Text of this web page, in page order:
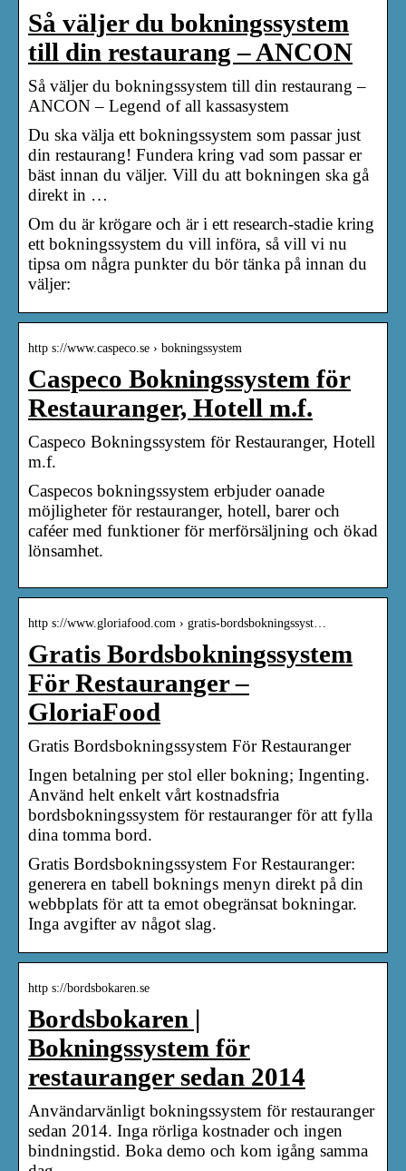
Så väljer du bokningssystem
till din restaurang – ANCON
Så väljer du bokningssystem till din restaurang –
ANCON – Legend of all kassasystem
Du ska välja ett bokningssystem som passar just
din restaurang! Fundera kring vad som passar er
bäst innan du väljer. Vill du att bokningen ska gå
direkt in …
Om du är krögare och är i ett research-stadie kring
ett bokningssystem du vill införa, så vill vi nu
tipsa om några punkter du bör tänka på innan du
väljer:
http s://www.caspeco.se › bokningssystem
Caspeco Bokningssystem för
Restauranger, Hotell m.f.
Caspeco Bokningssystem för Restauranger, Hotell
m.f.
Caspecos bokningssystem erbjuder oanade
möjligheter för restauranger, hotell, barer och
caféer med funktioner för merförsäljning och ökad
lönsamhet.
http s://www.gloriafood.com › gratis-bordsbokningssyst…
Gratis Bordsbokningssystem
För Restauranger –
GloriaFood
Gratis Bordsbokningssystem För Restauranger
Ingen betalning per stol eller bokning; Ingenting.
Använd helt enkelt vårt kostnadsfria
bordsbokningssystem för restauranger för att fylla
dina tomma bord.
Gratis Bordsbokningssystem For Restauranger:
generera en tabell boknings menyn direkt på din
webbplats för att ta emot obegränsat bokningar.
Inga avgifter av något slag.
http s://bordsbokaren.se
Bordsbokaren |
Bokningssystem för
restauranger sedan 2014
Användarvänligt bokningssystem för restauranger
sedan 2014. Inga rörliga kostnader och ingen
bindningstid. Boka demo och kom igång samma